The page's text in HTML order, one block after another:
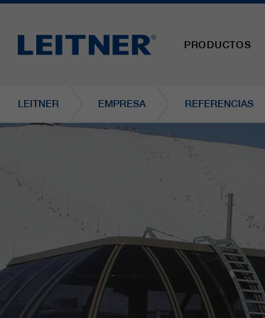
PRODUCTOS
LEITNER EMPRESA REFERENCIAS